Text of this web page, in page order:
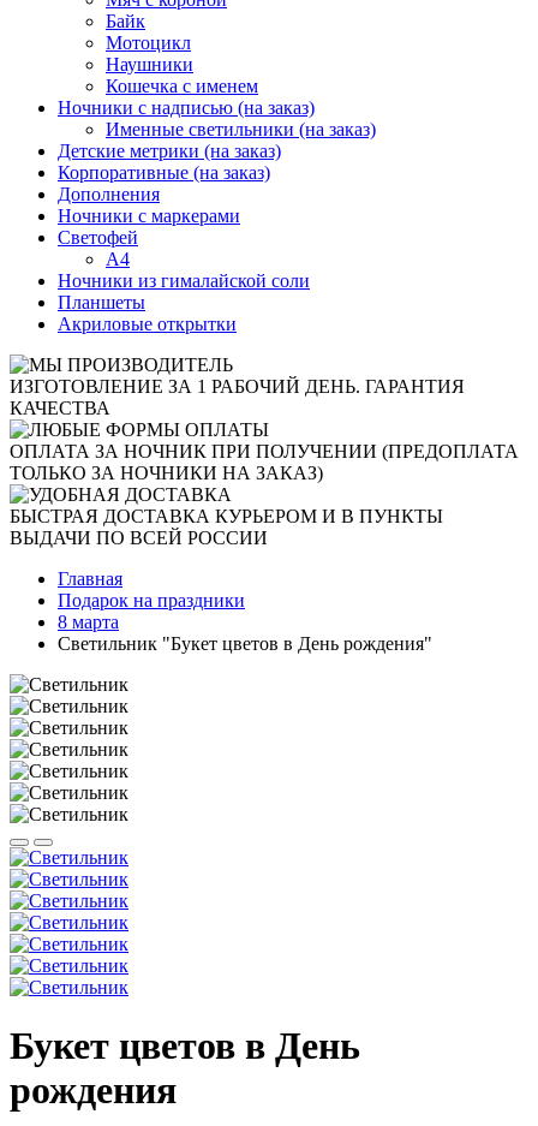
Байк
Мотоцикл
Наушники
Кошечка с именем
Ночники с надписью (на заказ)
Именные светильники (на заказ)
Детские метрики (на заказ)
Корпоративные (на заказ)
Дополнения
Ночники с маркерами
Светофей
А4
Ночники из гималайской соли
Планшеты
Акриловые открытки
ИЗГОТОВЛЕНИЕ ЗА 1 РАБОЧИЙ ДЕНЬ. ГАРАНТИЯ
КАЧЕСТВА
ОПЛАТА ЗА НОЧНИК ПРИ ПОЛУЧЕНИИ (ПРЕДОПЛАТА
ТОЛЬКО ЗА НОЧНИКИ НА ЗАКАЗ)
БЫСТРАЯ ДОСТАВКА КУРЬЕРОМ И В ПУНКТЫ
ВЫДАЧИ ПО ВСЕЙ РОССИИ
Главная
Подарок на праздники
8 марта
Светильник "Букет цветов в День рождения"
Букет цветов в День
рождения